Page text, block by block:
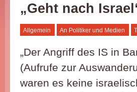
„Geht nach
Allgemein An Politiker und Medien
„Der Angriff des IS in
(Aufrufe zur
waren es keine